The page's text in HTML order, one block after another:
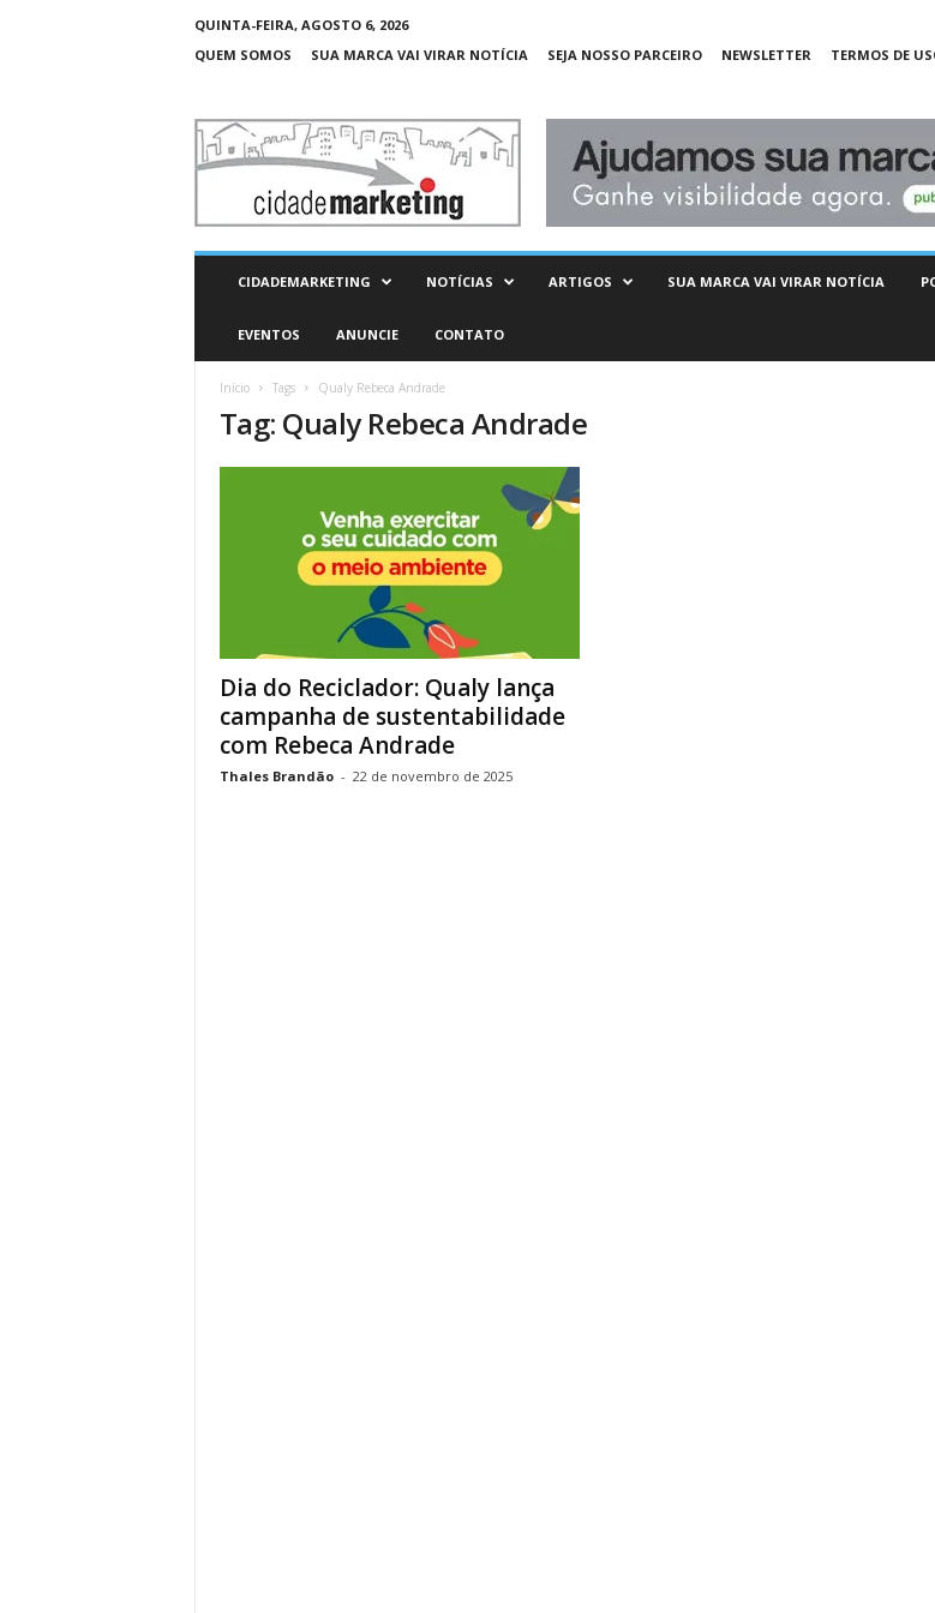
QUINTA-FEIRA, AGOSTO 6, 2026
QUEM SOMOS
SUA MARCA VAI VIRAR NOTÍCIA SEJA NOSSO PARCEIRO NEWSLETTER TERMOS DE
C
d
CIDADEMARKETING NOTÍCIAS ARTIGOS SUA MARCA VAI VIRAR NOTÍCIA
EVENTOS ANUNCIE CONTATO
Início Tags Qualy Rebeca Andrade
Tag: Qualy Rebeca Andrade
Dia do Reciclador: Qualy lança
campanha de sustentabilidade
com Rebeca Andrade
Thales Brandão - 22 de novembro de 2025